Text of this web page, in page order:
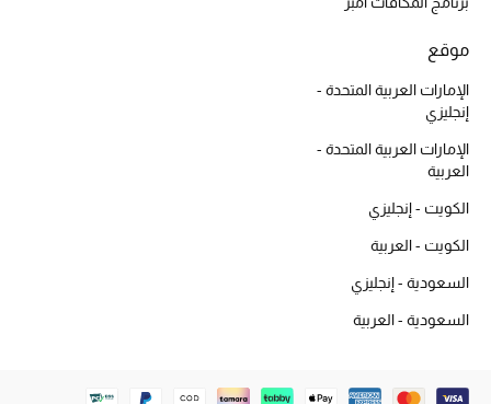
العطور
المكياج
العناية بالبشرة
مستحضرات الاستحمام والعناية بالجسم
الصحة والعافية
موقع
الإمارات العربية المتحدة -
إنجليزي
الإمارات العربية المتحدة -
العربية
الكويت - إنجليزي
الكويت - العربية
السعودية - إنجليزي
السعودية - العربية